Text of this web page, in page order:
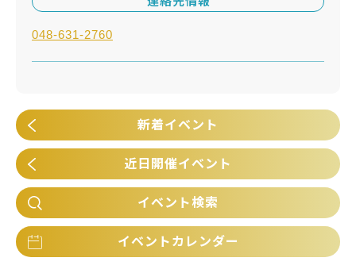
048-631-2760
新着イベント
近日開催イベント
イベント検索
イベントカレンダー